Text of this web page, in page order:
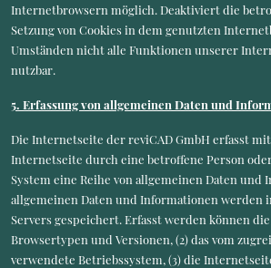
Internetbrowsern möglich. Deaktiviert die
Setzung von Cookies in dem genutzten
Umständen nicht alle Funktionen unserer
nutzbar.
5. Erfassung von allgemeinen Daten und
Die Internetseite der reviCAD GmbH erfasst
Internetseite durch eine betroffene Person
System eine Reihe von allgemeinen Daten und
allgemeinen Daten und Informationen werden
Servers gespeichert. Erfasst werden können
Browsertypen und Versionen, (2) das vom
verwendete Betriebssystem, (3) die